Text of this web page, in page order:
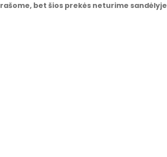
bet šios prekės neturime sandėlyje